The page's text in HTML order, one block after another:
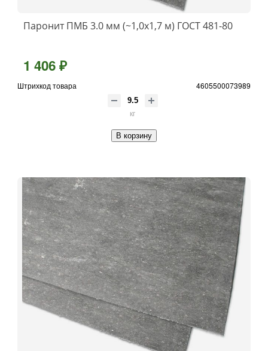
Паронит ПМБ 3.0 мм (~1,0х1,7 м) ГОСТ 481-80
1 406 ₽
Штрихкод товара 4605500073989
кг
В корзину